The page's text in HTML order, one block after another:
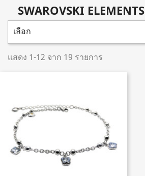
SWAROVSKI ELEMENTS
เลือก
แสดง 1-12 จาก 19 รายการ